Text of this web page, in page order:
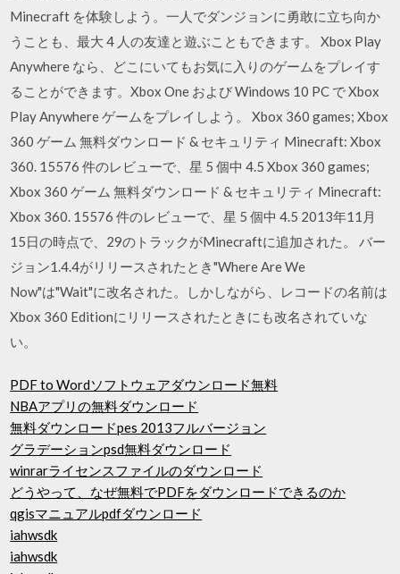
Minecraft を体験しよう。一人でダンジョンに勇敢に立ち向か
うことも、最大 4 人の友達と遊ぶこともできます。 Xbox Play
Anywhere なら、どこにいてもお気に入りのゲームをプレイす
ることができます。Xbox One および Windows 10 PC で Xbox
Play Anywhere ゲームをプレイしよう。 Xbox 360 games; Xbox
360 ゲーム 無料ダウンロード & セキュリティ Minecraft: Xbox
360. 15576 件のレビューで、星 5 個中 4.5 Xbox 360 games;
Xbox 360 ゲーム 無料ダウンロード & セキュリティ Minecraft:
Xbox 360. 15576 件のレビューで、星 5 個中 4.5 2013年11月
15日の時点で、29のトラックがMinecraftに追加された。 バー
ジョン1.4.4がリリースされたとき"Where Are We
Now"は"Wait"に改名された。しかしながら、レコードの名前は
Xbox 360 Editionにリリースされたときにも改名されていな
い。
PDF to Wordソフトウェアダウンロード無料
NBAアプリの無料ダウンロード
無料ダウンロードpes 2013フルバージョン
グラデーションpsd無料ダウンロード
winrarライセンスファイルのダウンロード
どうやって、なぜ無料でPDFをダウンロードできるのか
qgisマニュアルpdfダウンロード
iahwsdk
iahwsdk